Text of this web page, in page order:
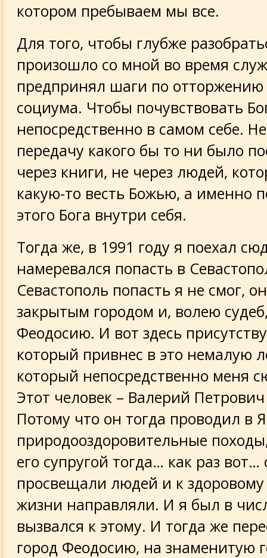
котором пребываем мы все.
Для того, чтобы глубже
произошло со мной во время
предпринял шаги по отторжению
социума. Чтобы почувствовать
непосредственно в самом себе.
передачу какого бы то ни было
через книги, не через людей,
какую-то весть Божью, а именно
этого Бога внутри себя.
Тогда же, в 1991 году я поехал
намеревался попасть в
Севастополь попасть я не смог,
закрытым городом и, волею
Феодосию. И вот здесь
который привнес в это немалую
который непосредственно меня
Этот человек – Валерий
Потому что он тогда проводил в
природооздоровительные
его супругой тогда… как раз вот…
просвещали людей и к здоровому
жизни направляли. И я был в
вызвался к этому. И тогда же
город Феодосию, на знаменитую